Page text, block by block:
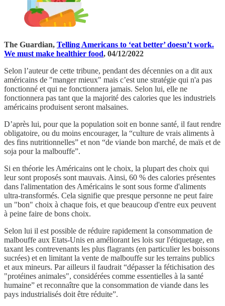
The Guardian, Telling Americans to ‘eat better’ doesn’t work.
We must make healthier food, 04/12/2022
Selon l’auteur de cette tribune, pendant des décennies on a dit aux
américains de "manger mieux" mais c’est une stratégie qui n'a pas
fonctionné et qui ne fonctionnera jamais. Selon lui, elle ne
fonctionnera pas tant que la majorité des calories que les industriels
américains produisent seront malsaines.
D’après lui, pour que la population soit en bonne santé, il faut rendre
obligatoire, ou du moins encourager, la “culture de vrais aliments à
des fins nutritionnelles” et non “de viande bon marché, de maïs et de
soja pour la malbouffe”.
Si en théorie les Américains ont le choix, la plupart des choix qui
leur sont proposés sont mauvais. Ainsi, 60 % des calories présentes
dans l'alimentation des Américains le sont sous forme d'aliments
ultra-transformés. Cela signifie que presque personne ne peut faire
un "bon" choix à chaque fois, et que beaucoup d'entre eux peuvent
à peine faire de bons choix.
Selon lui il est possible de réduire rapidement la consommation de
malbouffe aux Etats-Unis en améliorant les lois sur l'étiquetage, en
taxant les contrevenants les plus flagrants (en particulier les boissons
sucrées) et en limitant la vente de malbouffe sur les terrains publics
et aux mineurs. Par ailleurs il faudrait “dépasser la fétichisation des
"protéines animales", considérées comme essentielles à la santé
humaine” et reconnaître que la consommation de viande dans les
pays industrialisés doit être réduite”.